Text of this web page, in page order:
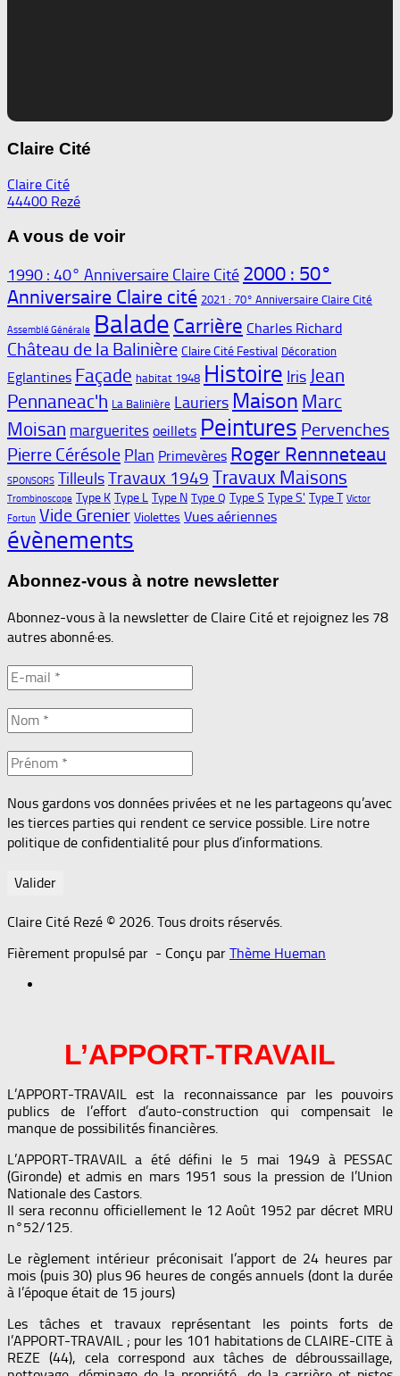
Claire Cité
Claire Cité
44400 Rezé
A vous de voir
1990 : 40° Anniversaire Claire Cité 2000 : 50°
Anniversaire Claire cité 2021 : 70° Anniversaire Claire Cité
Assemblé Générale Balade Carrière Charles Richard
Château de la Balinière Claire Cité Festival Décoration
Eglantines Façade habitat 1948 Histoire Iris Jean
Pennaneac'h La Balinière Lauriers Maison Marc
Moisan marguerites oeillets Peintures Pervenches
Pierre Cérésole Plan Primevères Roger Rennneteau
SPONSORS TilleulsTravaux 1949 Travaux Maisons
Trombinoscope Type K Type L Type N Type Q Type S Type S' Type T Victor
Fortun Vide Grenier Violettes Vues aériennes
évènements
Abonnez-vous à notre newsletter
Abonnez-vous à la newsletter de Claire Cité et rejoignez les 78
autres abonné·es.
Nous gardons vos données privées et ne les partageons qu’avec
les tierces parties qui rendent ce service possible. Lire notre
politique de confidentialité pour plus d’informations.
Claire Cité Rezé © 2026. Tous droits réservés.
Fièrement propulsé par - Conçu par Thème Hueman
L’APPORT-TRAVAIL
L’APPORT-TRAVAIL est la reconnaissance par les pouvoirs
publics de l’effort d’auto-construction qui compensait le
manque de possibilités financières.
L’APPORT-TRAVAIL a été défini le 5 mai 1949 à PESSAC
(Gironde) et admis en mars 1951 sous la pression de l’Union
Nationale des Castors.
Il sera reconnu officiellement le 12 Août 1952 par décret MRU
n°52/125.
Le règlement intérieur préconisait l’apport de 24 heures par
mois (puis 30) plus 96 heures de congés annuels (dont la durée
à l’époque était de 15 jours)
Les tâches et travaux représentant les points forts de
l’APPORT-TRAVAIL ; pour les 101 habitations de CLAIRE-CITE à
REZE (44), cela correspond aux tâches de débroussaillage,